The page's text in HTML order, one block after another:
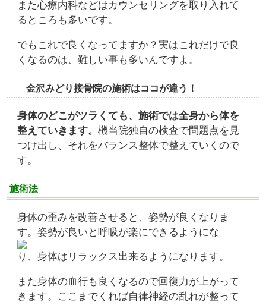
また心療内科などはカウンセリングを取り入れて
るところも多いです。
でもこれで良くなってますか？実はこれだけで良
くなるのは、難しい事も多いんですよ。
金沢みどり接骨院の施術はココが違う！
身体のどこがツラくても、施術では全身から体を
整えていきます。 機当院独自の検査で問題点を見
つけ出し、それをバランス整体で整えていくので
す。
施術法
身体の歪みを改善させると、姿勢が良くなりま
す。姿勢が良いと呼吸が楽にできるようにな
り、身体はリラックス出来るようになります。
また身体の血行も良くなるので回復力が上がって
きます。ここまでくれば自律神経の乱れが整って